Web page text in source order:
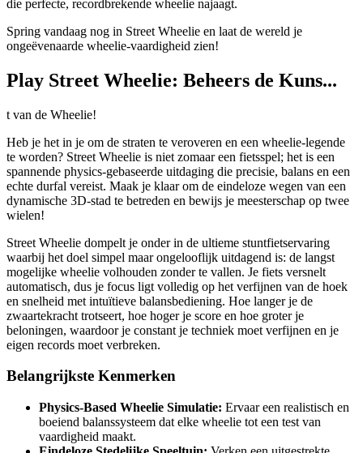
die perfecte, recordbrekende wheelie najaagt.
Spring vandaag nog in Street Wheelie en laat de wereld je
ongeëvenaarde wheelie-vaardigheid zien!
Play Street Wheelie: Beheers de Kuns...
t van de Wheelie!
Heb je het in je om de straten te veroveren en een wheelie-legende
te worden? Street Wheelie is niet zomaar een fietsspel; het is een
spannende physics-gebaseerde uitdaging die precisie, balans en een
echte durfal vereist. Maak je klaar om de eindeloze wegen van een
dynamische 3D-stad te betreden en bewijs je meesterschap op twee
wielen!
Street Wheelie dompelt je onder in de ultieme stuntfietservaring
waarbij het doel simpel maar ongelooflijk uitdagend is: de langst
mogelijke wheelie volhouden zonder te vallen. Je fiets versnelt
automatisch, dus je focus ligt volledig op het verfijnen van de hoek
en snelheid met intuïtieve balansbediening. Hoe langer je de
zwaartekracht trotseert, hoe hoger je score en hoe groter je
beloningen, waardoor je constant je techniek moet verfijnen en je
eigen records moet verbreken.
Belangrijkste Kenmerken
Physics-Based Wheelie Simulatie: Ervaar een realistisch en
boeiend balanssysteem dat elke wheelie tot een test van
vaardigheid maakt.